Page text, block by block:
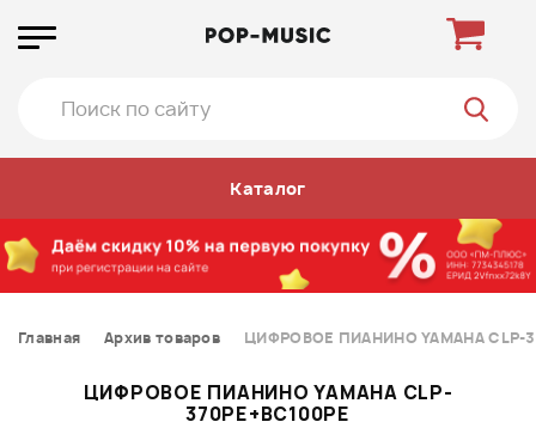
Каталог
Главная Архив товаров ЦИФРОВОЕ ПИАНИНО YAMAHA CLP-
ЦИФРОВОЕ ПИАНИНО YAMAHA CLP-
370PE+BC100PE